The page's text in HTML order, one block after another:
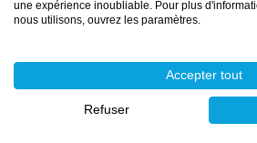
finition
couleurs RAL Classic hors fluos.
Les codes en YT sont les couleurs les
une expérience inoubliable. Pour plus
nous utilisons, ouvrez les paramètres.
Accepter tout
Refuser